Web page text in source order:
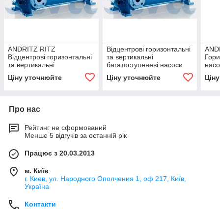
ANDRITZ RITZ
Відцентрові горизонтальні
та вертикальні
серії HP (45,46,49,55)
Ціну уточнюйте
Відцентрові горизонтальні
та вертикальні
багатоступеневі насоси
ANDRITZ RITZ серії HP 46
Ціну уточнюйте
Про нас
Рейтинг не сформований
Менше 5 відгуків за останній рік
Працює з 20.03.2013
м. Київ
г. Киев, ул. Народного Ополчения 1, оф 217, Київ,
Україна
Контакти